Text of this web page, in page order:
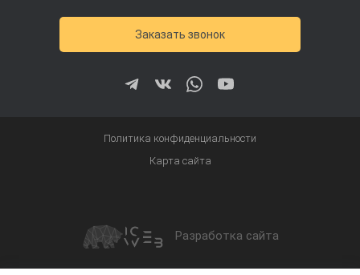
Заказать звонок
Политика конфиденциальности
Карта сайта
Разработка сайта